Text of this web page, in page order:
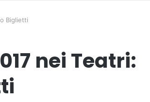
Biglietti
nei Teatri: